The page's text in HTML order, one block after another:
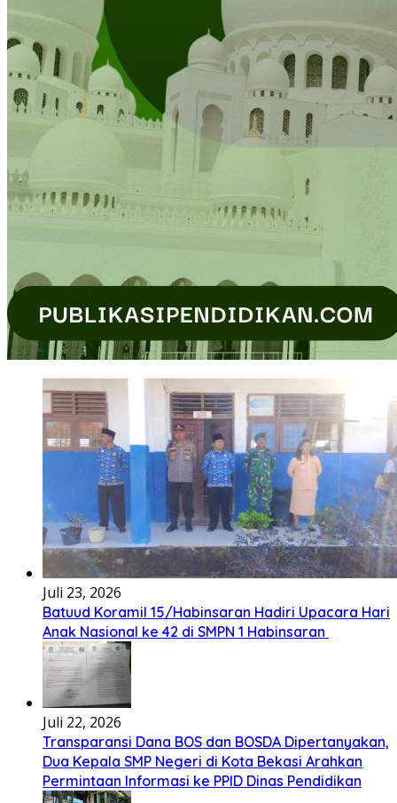
Juli 23, 2026
Batuud Koramil 15/Habinsaran Hadiri Upacara Hari
Anak Nasional ke 42 di SMPN 1 Habinsaran
Juli 22, 2026
Transparansi Dana BOS dan BOSDA Dipertanyakan,
Dua Kepala SMP Negeri di Kota Bekasi Arahkan
Permintaan Informasi ke PPID Dinas Pendidikan